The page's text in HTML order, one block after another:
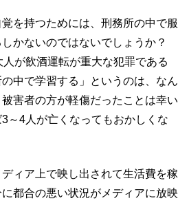
を持つためには、刑務所の中で服
かないのではないでしょうか？
が飲酒運転が重大な犯罪である
中で学習する」というのは、なん
害者の方が軽傷だったことは幸い
～4人が亡くなってもおかしくな
ィア上で映し出されて生活費を稼
都合の悪い状況がメディアに放映